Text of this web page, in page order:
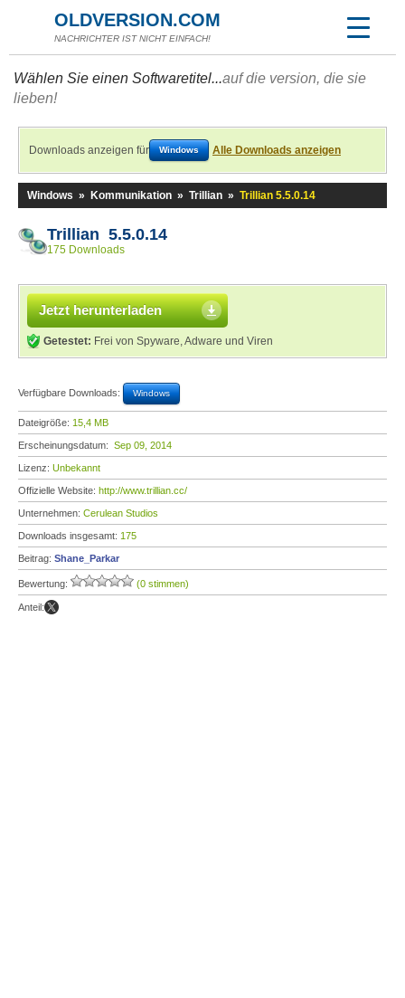
OLDVERSION.COM
NACHRICHTER IST NICHT EINFACH!
Wählen Sie einen Softwaretitel...auf die version, die sie
lieben!
Downloads anzeigen für Windows Alle Downloads anzeigen
Windows » Kommunikation » Trillian » Trillian 5.5.0.14
Trillian 5.5.0.14
175 Downloads
Jetzt herunterladen
Getestet: Frei von Spyware, Adware und Viren
Verfügbare Downloads: Windows
Dateigröße: 15,4 MB
Erscheinungsdatum: Sep 09, 2014
Lizenz: Unbekannt
Offizielle Website: http://www.trillian.cc/
Unternehmen: Cerulean Studios
Downloads insgesamt: 175
Beitrag: Shane_Parkar
Bewertung: (0 stimmen)
Anteil: